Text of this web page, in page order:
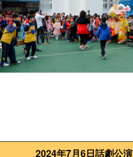
2024年7月6日話劇公演